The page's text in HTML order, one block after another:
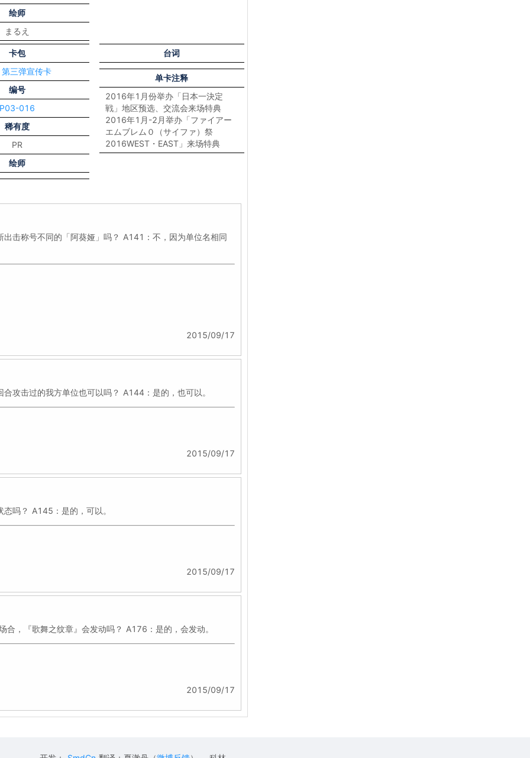
绘师
まるえ
卡包
三弹宣传卡
编号
016
稀有度
PR
绘师
台词
单卡注释
2016年1月份举办「日本一決定
戦」地区预选、交流会来场特典
2016年1月-2月举办「ファイアー
エムブレム０（サイファ）祭
2016WEST・EAST」来场特典
击称号不同的「阿葵娅」吗？ A141：不，因为单位名相同
2015/09/17
攻击过的我方单位也可以吗？ A144：是的，也可以。
2015/09/17
吗？ A145：是的，可以。
2015/09/17
，『歌舞之纹章』会发动吗？ A176：是的，会发动。
2015/09/17